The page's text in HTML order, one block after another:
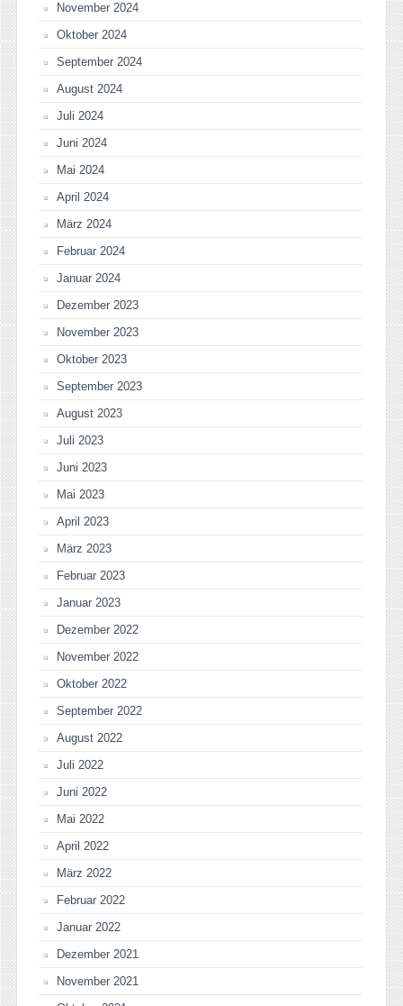
November 2024
Oktober 2024
September 2024
August 2024
Juli 2024
Juni 2024
Mai 2024
April 2024
März 2024
Februar 2024
Januar 2024
Dezember 2023
November 2023
Oktober 2023
September 2023
August 2023
Juli 2023
Juni 2023
Mai 2023
April 2023
März 2023
Februar 2023
Januar 2023
Dezember 2022
November 2022
Oktober 2022
September 2022
August 2022
Juli 2022
Juni 2022
Mai 2022
April 2022
März 2022
Februar 2022
Januar 2022
Dezember 2021
November 2021